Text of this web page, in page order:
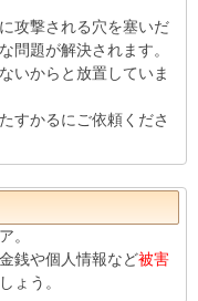
攻撃される穴を塞いだ
問題が解決されます。
いからと放置していま
すかるにご依頼くださ
。
銭や個人情報など被害
ょう。